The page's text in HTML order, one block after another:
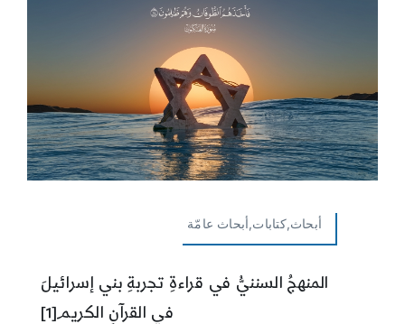
أبحاث,كتابات,أبحاث عامّة
المنهجُ السننيُّ في قراءةِ تجربةِ بني إسرائيلَ
في القرآنِ الكريم[1]